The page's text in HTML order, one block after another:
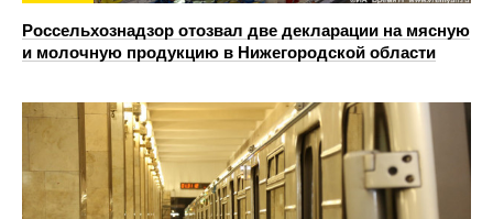
Россельхознадзор отозвал две декларации на мясную
и молочную продукцию в Нижегородской области